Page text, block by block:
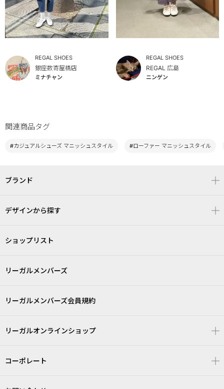
REGAL SHOES
銀座数寄屋橋店
ミナチャン
REGAL SHOES
REGAL 広島
ニンゲン
関連商品タグ
#カジュアルシューズ マニッシュスタイル #ローファー マニッシュスタイル
ブランド
デザインから探す
ショップリスト
リーガルメンバーズ
リーガルメンバーズ会員規約
リーガルオンラインショップ
コーポレート